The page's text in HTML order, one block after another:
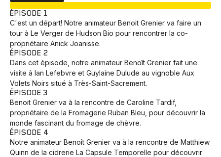
ÉPISODE 1
C'est un départ! Notre animateur Benoit Grenier va faire un
tour à Le Verger de Hudson Bio pour rencontrer la co-
propriétaire Anick Joanisse.
ÉPISODE 2
Dans cet épisode, notre animateur Benoît Grenier fait une
visite à Ian Lefebvre et Guylaine Dulude au vignoble Aux
Volets Noirs situé à Très-Saint-Sacrement.
ÉPISODE 3
Benoit Grenier va à la rencontre de Caroline Tardif,
propriétaire de la Fromagerie Ruban Bleu, pour découvrir la
monde fascinant du fromage de chèvre.
ÉPISODE 4
Notre animateur Benoît Grenier va à la rencontre de Matthiew
Quinn de la cidrerie La Capsule Temporelle pour découvrir